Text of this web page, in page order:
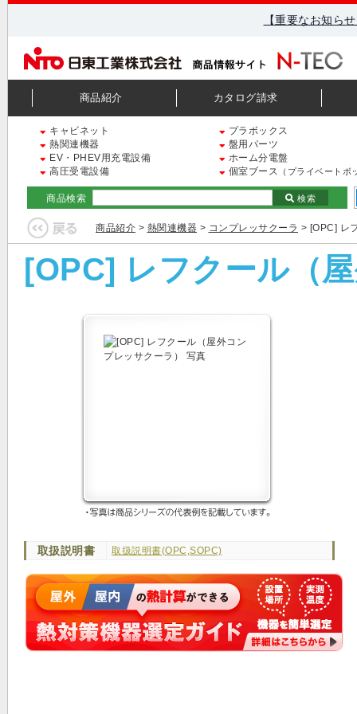
【重要なお知ら
商品紹介 カタログ請求
キャビネット
プラボックス
熱関連機器
盤用パーツ
EV・PHEV用充電設備
ホーム分電盤
高圧受電設備
個室ブース （プライベートボ
商品検索 検索
商品紹介 > 熱関連機器 > コンプレッサクーラ > [OPC] レ
[OPC] レフクール（
取扱説明書 取扱説明書(OPC,SOPC)